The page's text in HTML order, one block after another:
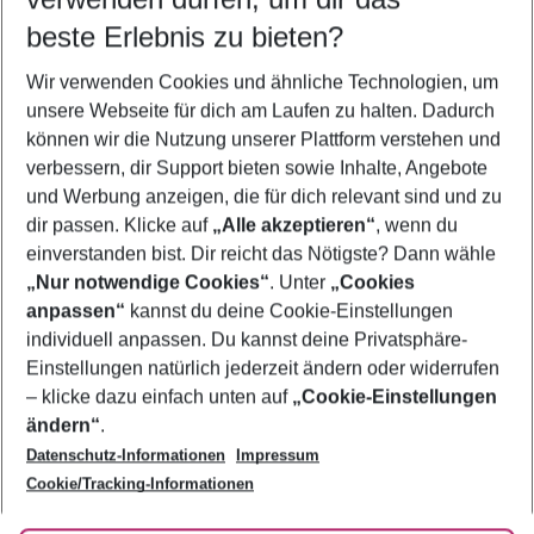
5-8 Nächte
2 Erwachsene Keine Kinder
Mehr Filter anzeigen
Footer
Footer navigation
Über uns
AGB
Bestpreisgarantie
Cookie-Einstellungen ändern
Cookie-Richtlinie
Agenturbetreuung
Barrierefreies Reisen
Folge uns
beste Erlebnis zu bieten?
Wir verwenden Cookies und ähnliche Technologien, um
unsere Webseite für dich am Laufen zu halten. Dadurch
können wir die Nutzung unserer Plattform verstehen und
verbessern, dir Support bieten sowie Inhalte, Angebote
und Werbung anzeigen, die für dich relevant sind und zu
dir passen. Klicke auf „Alle akzeptieren“, wenn du
einverstanden bist. Dir reicht das Nötigste? Dann wähle
„Nur notwendige Cookies“. Unter „Cookies
anpassen“ kannst du deine Cookie-Einstellungen
individuell anpassen. Du kannst deine Privatsphäre-
Einstellungen natürlich jederzeit ändern oder widerrufen
– klicke dazu einfach unten auf „Cookie-Einstellungen
ändern“.
Datenschutz-Informationen
Impressum
Cookie/Tracking-Informationen